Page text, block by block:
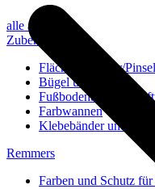
alle anzeigen
Zubehör
Flächenstreicher/Pinsel
Bügel und Rollen
Fußbodenbürsten/
Farbwannen
Klebebänder und
Remmers
Farben und Schutz